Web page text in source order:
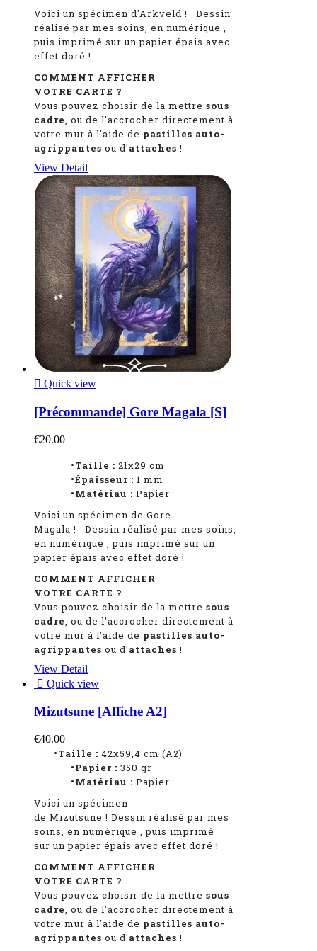
Voici un spécimen d'Arkveld !
Dessin
réalisé par mes soins, en numérique ,
puis imprimé sur un papier épais avec
effet doré !
COMMENT AFFICHER
VOTRE CARTE ?
Vous pouvez choisir de la mettre sous
cadre, ou de l'accrocher directement à
votre mur à l'aide de pastilles auto-
agrippantes ou d'attaches !
View Detail
 Quick view
[Précommande] Gore Magala [S]
€20.00
•Taille : 21x29 cm
•Épaisseur : 1 mm
•Matériau : Papier
Voici un spécimen de Gore
Magala !
Dessin réalisé par mes soins,
en numérique , puis imprimé sur un
papier épais avec effet doré !
COMMENT AFFICHER
VOTRE CARTE ?
Vous pouvez choisir de la mettre sous
cadre, ou de l'accrocher directement à
votre mur à l'aide de pastilles auto-
agrippantes ou d'attaches !
View Detail
 Quick view
Mizutsune [Affiche A2]
€40.00
•Taille : 42x59,4 cm (A2)
•Papier : 350 gr
•Matériau : Papier
Voici un spécimen
de Mizutsune ! Dessin réalisé par mes
soins, en numérique , puis imprimé
sur un papier épais avec effet doré !
COMMENT AFFICHER
VOTRE CARTE ?
Vous pouvez choisir de la mettre sous
cadre, ou de l'accrocher directement à
votre mur à l'aide de pastilles auto-
agrippantes ou d'attaches !